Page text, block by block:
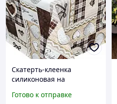
Скатерть-клеенка
силиконовая на
Готово к отправке